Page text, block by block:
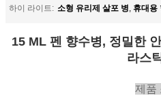
하이 라이트: 소형 유리제 살포 병, 휴대용
15 ML 펜 향수병, 정밀한
라스
제품